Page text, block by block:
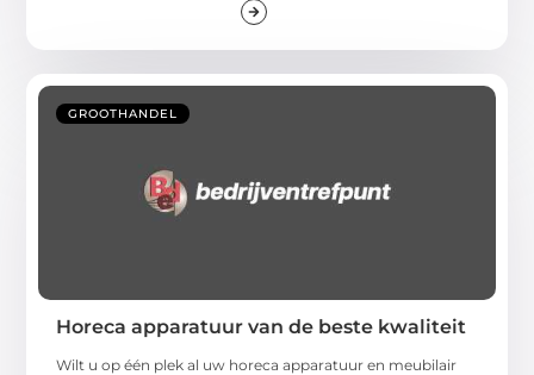
GROOTHANDEL
Horeca apparatuur van de beste kwaliteit
Wilt u op één plek al uw horeca apparatuur en meubilair